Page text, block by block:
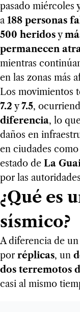
pasado miércoles
a 188 personas
500 heridosy
permanecen
mientras
en las zonas más
Los movimientos
7.2 y7.5,
diferencia, lo
daños en
en ciudades como
estado de La
por las
¿Qué es
sísmico?
A diferencia de
por réplicas, un
dos terremotos
casi al mismo